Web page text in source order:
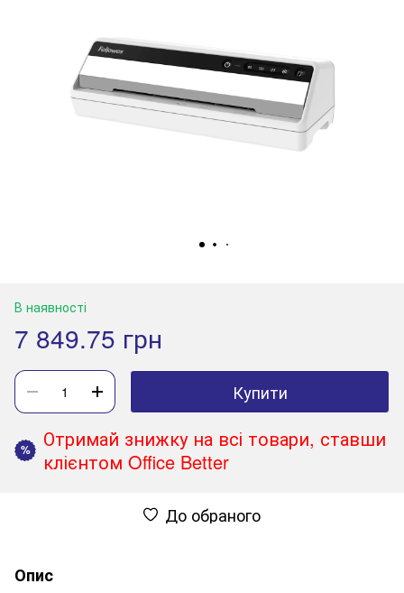
В наявності
7 849.75 грн
Купити
%
Отримай знижку на всі товари, ставши
клієнтом Office Better
До обраного
Опис